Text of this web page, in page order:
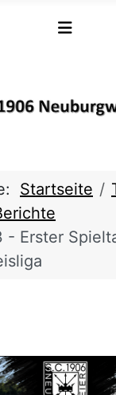
Startseite
- Erster